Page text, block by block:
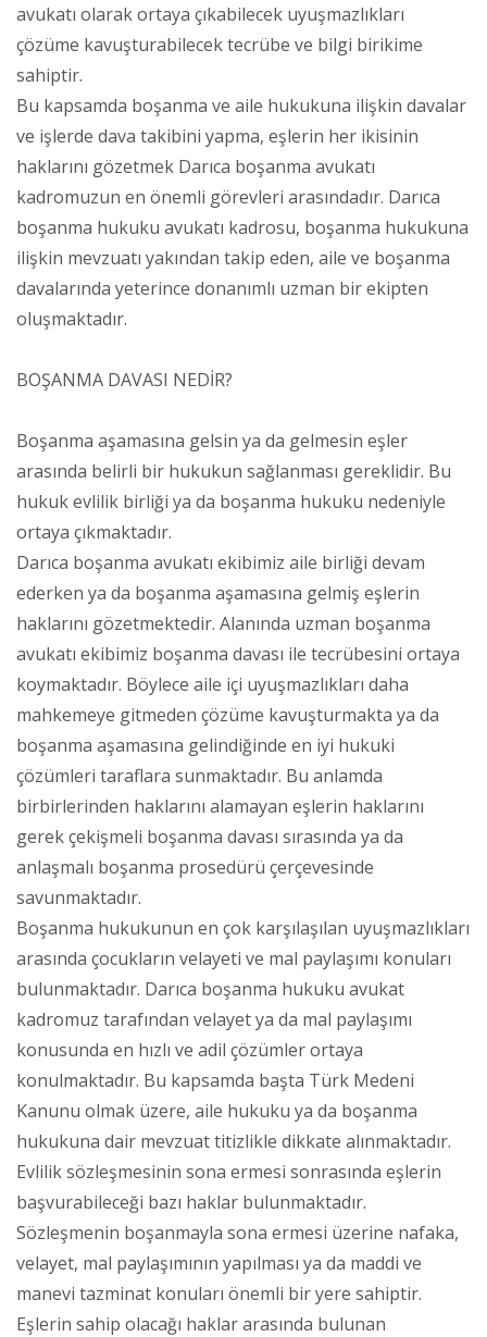
avukatı olarak ortaya çıkabilecek uyuşmazlıkları
çözüme kavuşturabilecek tecrübe ve bilgi birikime
sahiptir.
Bu kapsamda boşanma ve aile hukukuna ilişkin davalar
ve işlerde dava takibini yapma, eşlerin her ikisinin
haklarını gözetmek Darıca boşanma avukatı
kadromuzun en önemli görevleri arasındadır. Darıca
boşanma hukuku avukatı kadrosu, boşanma hukukuna
ilişkin mevzuatı yakından takip eden, aile ve boşanma
davalarında yeterince donanımlı uzman bir ekipten
oluşmaktadır.
BOŞANMA DAVASI NEDİR?
Boşanma aşamasına gelsin ya da gelmesin eşler
arasında belirli bir hukukun sağlanması gereklidir. Bu
hukuk evlilik birliği ya da boşanma hukuku nedeniyle
ortaya çıkmaktadır.
Darıca boşanma avukatı ekibimiz aile birliği devam
ederken ya da boşanma aşamasına gelmiş eşlerin
haklarını gözetmektedir. Alanında uzman boşanma
avukatı ekibimiz boşanma davası ile tecrübesini ortaya
koymaktadır. Böylece aile içi uyuşmazlıkları daha
mahkemeye gitmeden çözüme kavuşturmakta ya da
boşanma aşamasına gelindiğinde en iyi hukuki
çözümleri taraflara sunmaktadır. Bu anlamda
birbirlerinden haklarını alamayan eşlerin haklarını
gerek çekişmeli boşanma davası sırasında ya da
anlaşmalı boşanma prosedürü çerçevesinde
savunmaktadır.
Boşanma hukukunun en çok karşılaşılan uyuşmazlıkları
arasında çocukların velayeti ve mal paylaşımı konuları
bulunmaktadır. Darıca boşanma hukuku avukat
kadromuz tarafından velayet ya da mal paylaşımı
konusunda en hızlı ve adil çözümler ortaya
konulmaktadır. Bu kapsamda başta Türk Medeni
Kanunu olmak üzere, aile hukuku ya da boşanma
hukukuna dair mevzuat titizlikle dikkate alınmaktadır.
Evlilik sözleşmesinin sona ermesi sonrasında eşlerin
başvurabileceği bazı haklar bulunmaktadır.
Sözleşmenin boşanmayla sona ermesi üzerine nafaka,
velayet, mal paylaşımının yapılması ya da maddi ve
manevi tazminat konuları önemli bir yere sahiptir.
Eşlerin sahip olacağı haklar arasında bulunan